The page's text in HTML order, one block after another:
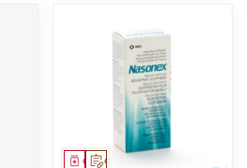
Op voorschrift
Geneesmiddel